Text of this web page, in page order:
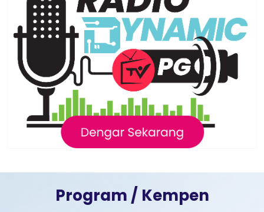
Program / Kempen